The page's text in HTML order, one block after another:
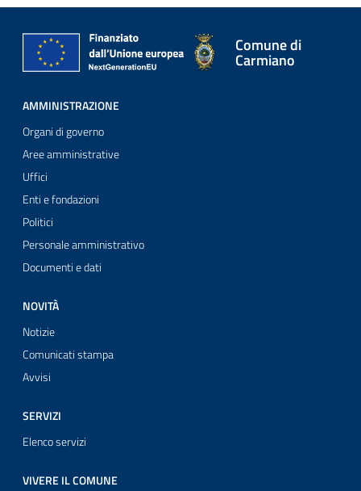
Comune di
Carmiano
AMMINISTRAZIONE
Organi di governo
Aree amministrative
Uffici
Enti e fondazioni
Politici
Personale amministrativo
Documenti e dati
NOVITÀ
Notizie
Comunicati stampa
Avvisi
SERVIZI
Elenco servizi
VIVERE IL COMUNE